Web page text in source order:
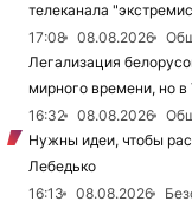
телеканала
17:08
08.08.2026
Легализация
мирного времени, но
16:32
08.08.2026
Нужны идеи, чтобы
Лебедько
16:13
08.08.2026